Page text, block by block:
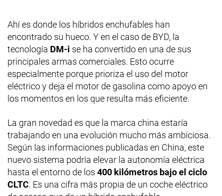
Ahí es donde los híbridos enchufables han
encontrado su hueco. Y en el caso de BYD, la
tecnología DM-i se ha convertido en una de sus
principales armas comerciales. Esto ocurre
especialmente porque prioriza el uso del motor
eléctrico y deja el motor de gasolina como apoyo en
los momentos en los que resulta más eficiente.
La gran novedad es que la marca china estaría
trabajando en una evolución mucho más ambiciosa.
Según las informaciones publicadas en China, este
nuevo sistema podría elevar la autonomía eléctrica
hasta el entorno de los 400 kilómetros bajo el ciclo
CLTC. Es una cifra más propia de un coche eléctrico